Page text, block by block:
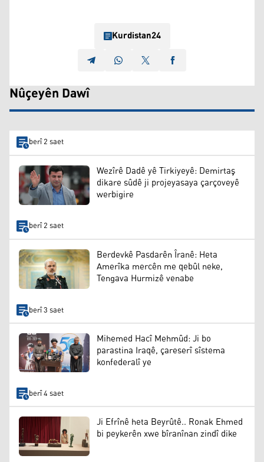
Kurdistan24
Nûçeyên Dawî
berî 2 saet
Wezîrê Dadê yê Tirkiyeyê: Demirtaş
dikare sûdê ji projeyasaya çarçoveyê
werbigire
berî 2 saet
Berdevkê Pasdarên Îranê: Heta
Amerîka mercên me qebûl neke,
Tengava Hurmizê venabe
berî 3 saet
Mihemed Hacî Mehmûd: Ji bo
parastina Iraqê, çareserî sîstema
konfederalî ye
berî 4 saet
Ji Efrînê heta Beyrûtê.. Ronak Ehmed
bi peykerên xwe bîranînan zindî dike